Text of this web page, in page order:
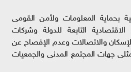
بحماية المعلومات ولأمن القومى
التابعة للدولة وشركات
والإسكان والاتصالات وعدم الإفصاح عن
جهات المجتمع المدنى والجمعيات